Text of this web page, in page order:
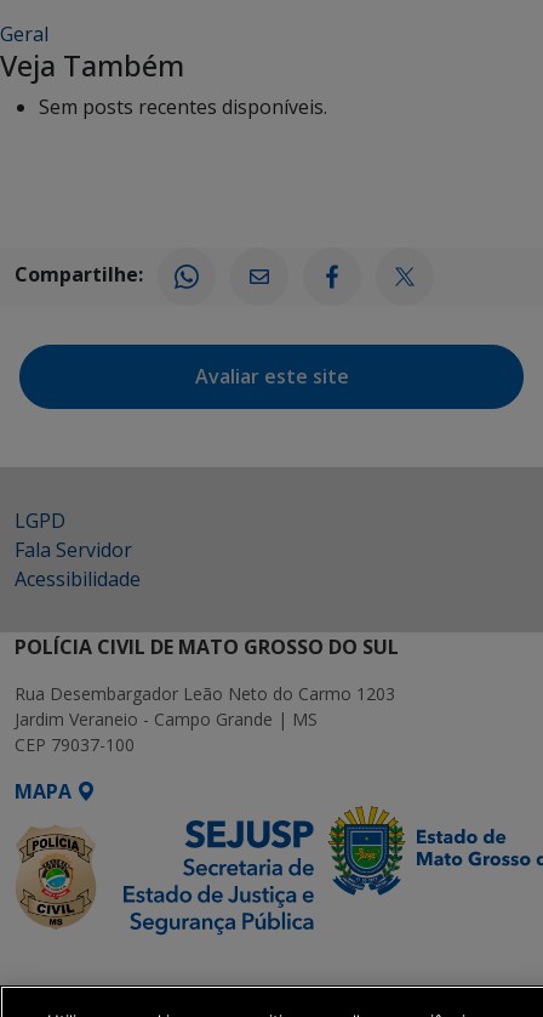
Geral
Veja Também
Sem posts recentes disponíveis.
Compartilhe:
Avaliar este site
LGPD
Fala Servidor
Acessibilidade
POLÍCIA CIVIL DE MATO GROSSO DO SUL
Rua Desembargador Leão Neto do Carmo 1203
Jardim Veraneio - Campo Grande | MS
CEP 79037-100
MAPA
Executiva de